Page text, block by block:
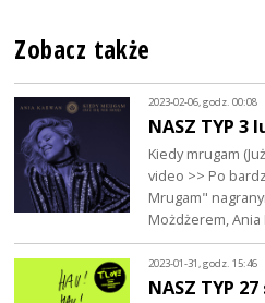
Zobacz także
2023-02-06, godz. 00:08
NASZ TYP 3
Kiedy mrugam
video >> Po
Mrugam"
Możdżerem, Ania
2023-01-31, godz. 15:46
NASZ TYP